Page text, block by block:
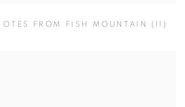
FROM FISH MOUNTAIN (11)